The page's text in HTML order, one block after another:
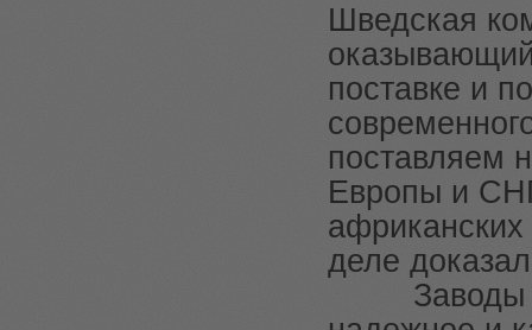
Шведская
поставке и
поставляем
Европы и
деле